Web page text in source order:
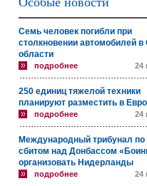
Семь человек погибли при
столкновении автомобилей в
области
подробнее 24
250 единиц тяжелой техники
планируют разместить в
подробнее 24
Международный трибунал по
сбитом над Донбассом
организовать Нидерланды
подробнее 24